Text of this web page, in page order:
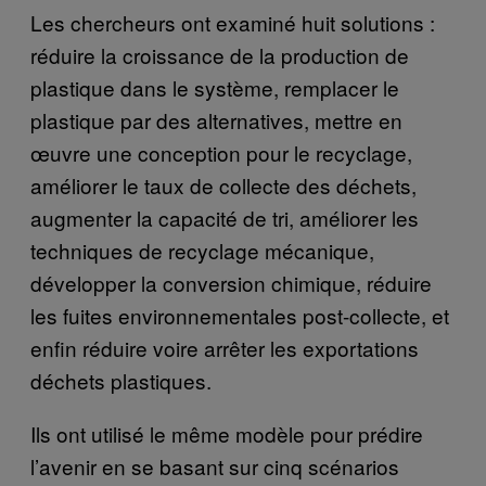
Les chercheurs ont examiné huit solutions :
réduire la croissance de la production de
plastique dans le système, remplacer le
plastique par des alternatives, mettre en
œuvre une conception pour le recyclage,
améliorer le taux de collecte des déchets,
augmenter la capacité de tri, améliorer les
techniques de recyclage mécanique,
développer la conversion chimique, réduire
les fuites environnementales post-collecte, et
enfin réduire voire arrêter les exportations
déchets plastiques.
Ils ont utilisé le même modèle pour prédire
l’avenir en se basant sur cinq scénarios